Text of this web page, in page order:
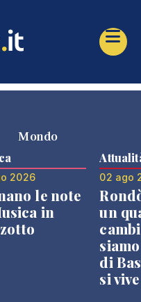
Mondo
2026
le note
in
02 ago
un
di
si